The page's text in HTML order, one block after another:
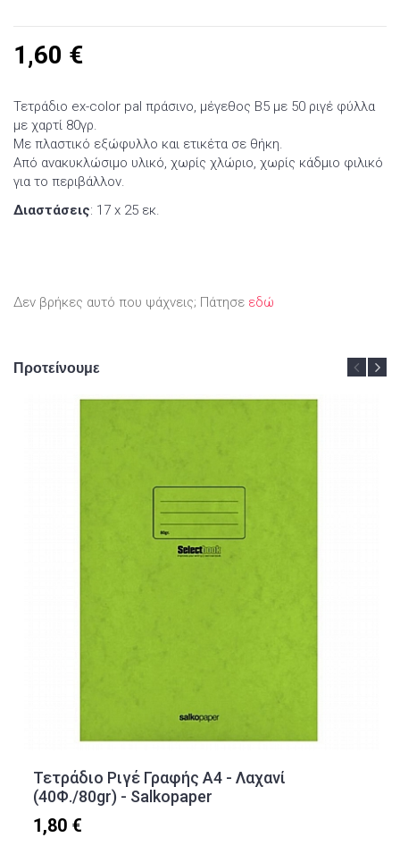
1,60 €
Τετράδιο ex-color pal πράσινο, μέγεθος Β5 με 50 ριγέ φύλλα
με χαρτί 80γρ.
Με πλαστικό εξώφυλλο και ετικέτα σε θήκη.
Από ανακυκλώσιμο υλικό, χωρίς χλώριο, χωρίς κάδμιο φιλικό
για το περιβάλλον.
Διαστάσεις: 17 x 25 εκ.
Δεν βρήκες αυτό που ψάχνεις; Πάτησε εδώ
Προτείνουμε
Τετράδιο Ριγέ Γραφής Α4 - Λαχανί
(40Φ./80gr) - Salkopaper
1,80 €